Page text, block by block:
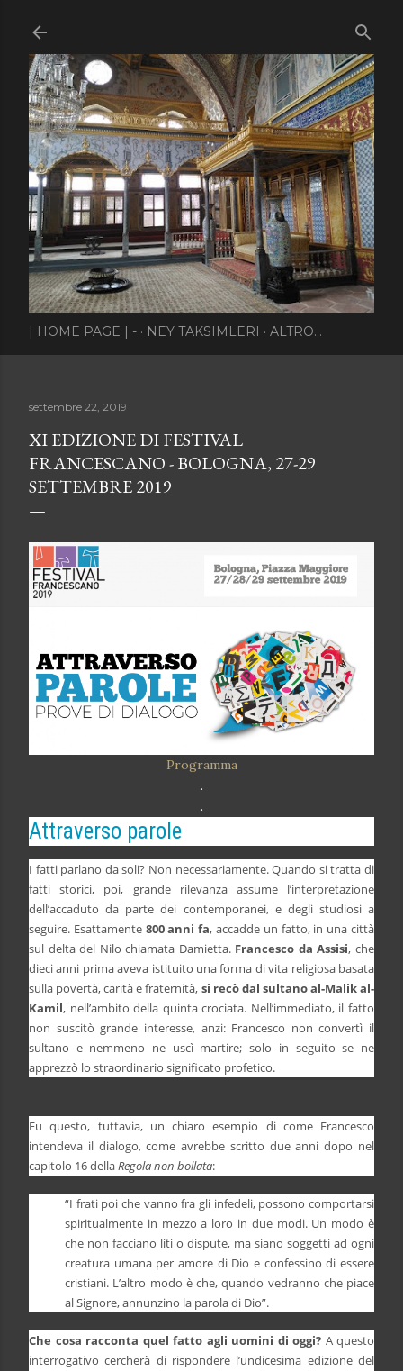
| HOME PAGE | - NEY TAKSIMLERI ALTRO…
settembre 22, 2019
XI EDIZIONE DI FESTIVAL
FRANCESCANO - BOLOGNA, 27-29
SETTEMBRE 2019
Programma
.
.
Attraverso parole
I fatti parlano da soli? Non necessariamente. Quando si tratta di
fatti storici, poi, grande rilevanza assume l’interpretazione
dell’accaduto da parte dei contemporanei, e degli studiosi a
seguire. Esattamente 800 anni fa, accadde un fatto, in una città
sul delta del Nilo chiamata Damietta. Francesco da Assisi, che
dieci anni prima aveva istituito una forma di vita religiosa basata
sulla povertà, carità e fraternità, si recò dal sultano al-Malik al-
Kamil, nell’ambito della quinta crociata. Nell’immediato, il fatto
non suscitò grande interesse, anzi: Francesco non convertì il
sultano e nemmeno ne uscì martire; solo in seguito se ne
apprezzò lo straordinario significato profetico.
Fu questo, tuttavia, un chiaro esempio di come Francesco
intendeva il dialogo, come avrebbe scritto due anni dopo nel
capitolo 16 dellaRegola non bollata:
“I frati poi che vanno fra gli infedeli, possono comportarsi
spiritualmente in mezzo a loro in due modi. Un modo è
che non facciano liti o dispute, ma siano soggetti ad ogni
creatura umana per amore di Dio e confessino di essere
cristiani. L’altro modo è che, quando vedranno che piace
al Signore, annunzino la parola di Dio”.
Che cosa racconta quel fatto agli uomini di oggi? A questo
interrogativo cercherà di rispondere l’undicesima edizione del